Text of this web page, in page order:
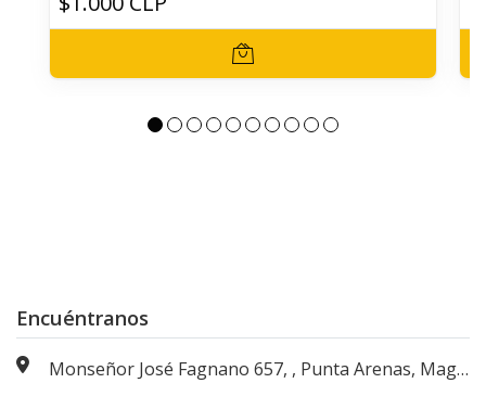
Encuéntranos
Monseñor José Fagnano 657, , Punta Arenas, Magallanes, Chile